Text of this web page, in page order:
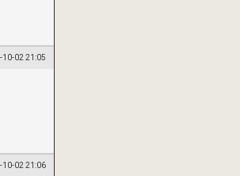
10-02 21:05
10-02 21:06